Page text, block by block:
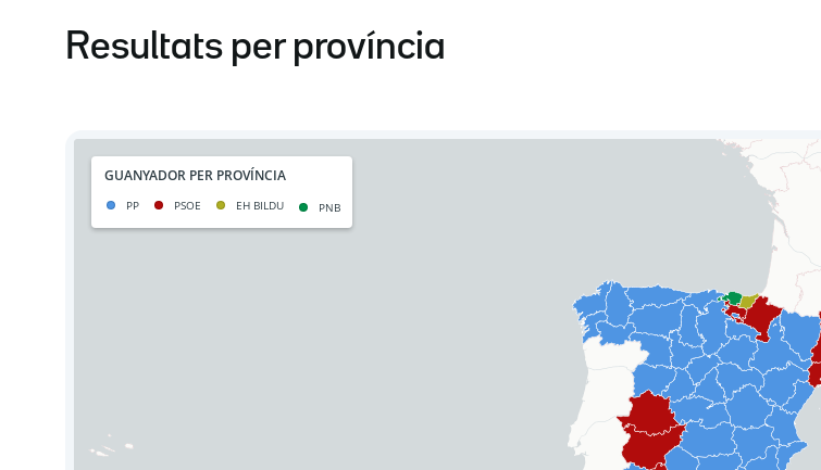
Resultats per província